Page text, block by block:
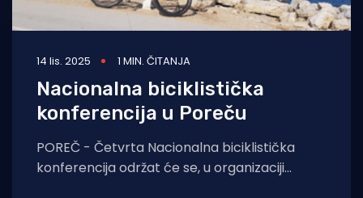
14 lis. 2025 1 MIN. ČITANJA
Nacionalna biciklistička
konferencija u Poreču
POREČ - Četvrta Nacionalna biciklistička
konferencija održat će se, u organizaciji